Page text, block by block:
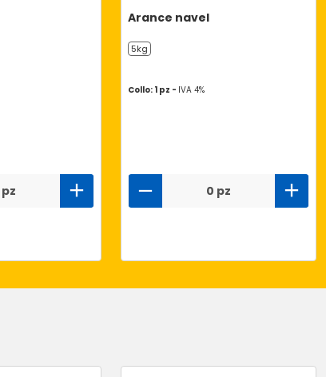
Arance navel
5kg
Collo: 1 pz - IVA 4%
0 pz